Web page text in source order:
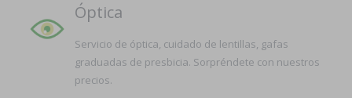
Óptica
Servicio de óptica, cuidado de lentillas, gafas
graduadas de presbicia. Sorpréndete con nuestros
precios.